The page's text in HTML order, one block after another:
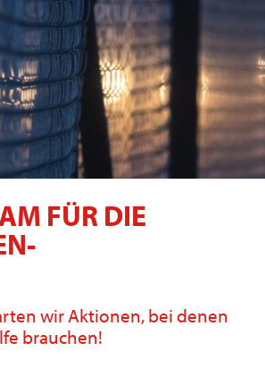
FÜR DIE
wir Aktionen, bei denen
brauchen!